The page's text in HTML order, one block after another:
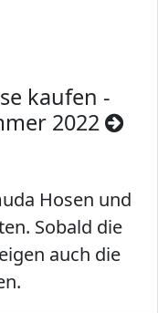
kaufen -
2022
Hosen und
Sobald die
auch die